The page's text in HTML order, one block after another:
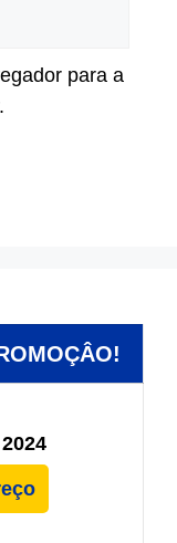
para a